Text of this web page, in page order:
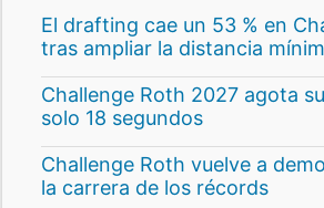
El drafting cae un 53 % en
tras ampliar la distancia
Challenge Roth 2027 agota
solo 18 segundos
Challenge Roth vuelve a
la carrera de los récords